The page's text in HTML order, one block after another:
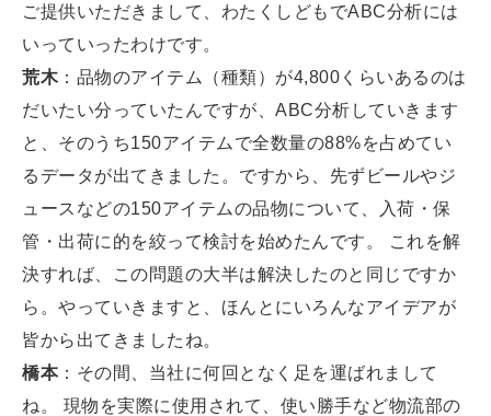
ご提供いただきまして、わたくしどもでABC分析には
いっていったわけです。
荒木：品物のアイテム（種類）が4,800くらいあるのは
だいたい分っていたんですが、ABC分析していきます
と、そのうち150アイテムで全数量の88%を占めてい
るデータが出てきました。ですから、先ずビールやジ
ュースなどの150アイテムの品物について、入荷・保
管・出荷に的を絞って検討を始めたんです。 これを解
決すれば、この問題の大半は解決したのと同じですか
ら。やっていきますと、ほんとにいろんなアイデアが
皆から出てきましたね。
橋本：その間、当社に何回となく足を運ばれまして
ね。 現物を実際に使用されて、使い勝手など物流部の